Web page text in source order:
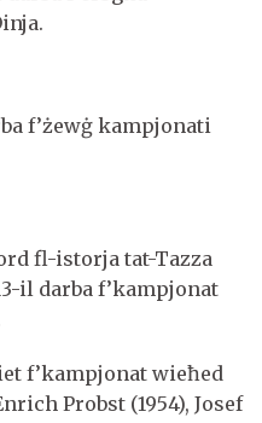
f’żewġ kampjonati
fl-istorja tat-Tazza
il darba f’kampjonat
f’kampjonat wieħed
Probst (1954), Josef